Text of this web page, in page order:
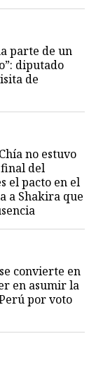
parte de un
diputado
de
no estuvo
del
el pacto en el
a Shakira que
convierte en
en asumir la
por voto